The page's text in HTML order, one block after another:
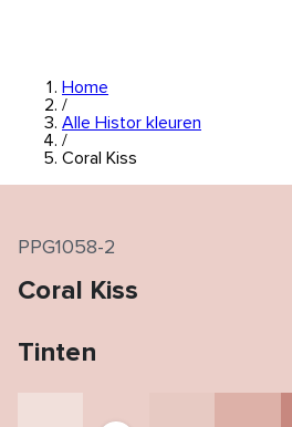
Home
/
Alle Histor kleuren
/
Coral Kiss
PPG1058-2
Coral Kiss
Tinten